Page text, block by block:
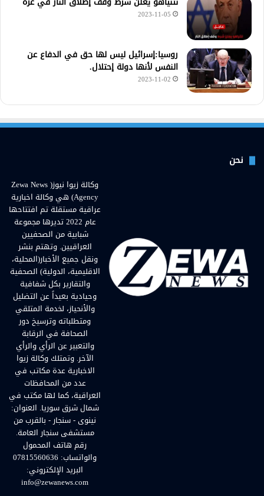
2023-11-05
روسيا:إسرائيل ليس لها حق في الدفاع عن
النفس لأنها دولة إحتلال.
2023-11-02
نحن
وكالة زيوا نيوز( Zewa News
Agency) هي وكالة اخبارية
عراقية مستقلة تم افتتاحها
عام 2022 تديرها مجموعة
شبابية من الصحفيين
العراقيين. وتهتم بنشر
ونقل جميع الأخبار(المحلية،
الاقليمية، الدولية) الصحفية
والتقارير بكل شفافية
وحيادية بعيداً عن التضليل
والأنحياز، لخدمة المتلقي
ومتطلباته وترسيخ دور
الصحافة في الرقابة
والتعبير عن الرأي والرأي
الآخر. وتمتلك وكالة زيوا
الاخبارية عدة مكاتب في
عدد من المحافظات
العراقية، كما لها مكتب في
شمال شرق سوريا. العنوان:
نينوى - سنجار - بالقرب من
مستشفى سنجار العامة.
رقم هاتف المحمول
والواتساب: 07815560636
البريد الإلكتروني:
info@zewanews.com